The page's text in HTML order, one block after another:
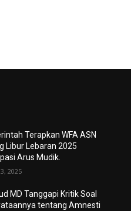
Terapkan WFA ASN
Libur Lebaran 2025
Arus Mudik.
2025
MD Tanggapi Kritik Soal
tentang Amnesti